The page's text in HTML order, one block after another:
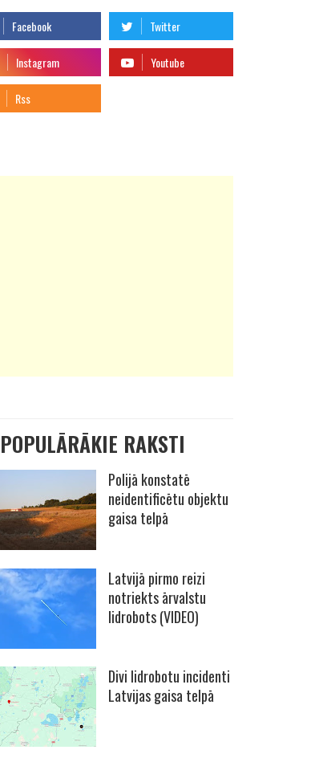
POPULĀRĀKIE RAKSTI
Polijā konstatē
neidentificētu objektu
gaisa telpā
Latvijā pirmo reizi
notriekts ārvalstu
lidrobots (VIDEO)
Divi lidrobotu incidenti
Latvijas gaisa telpā